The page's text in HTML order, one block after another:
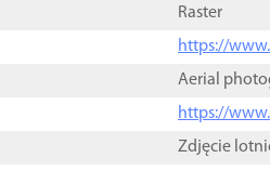
Raster
https://
Aerial
https://
Zdjęcie